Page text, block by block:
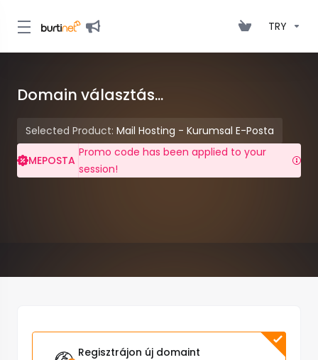
TRY
Domain választás...
Selected Product: Mail Hosting - Kurumsal E-Posta
MEPOSTA
Promo code has been applied to your
session!
Regisztrájon új domaint